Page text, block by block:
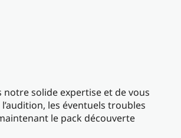
solide expertise et de vous
les éventuels troubles
le pack découverte